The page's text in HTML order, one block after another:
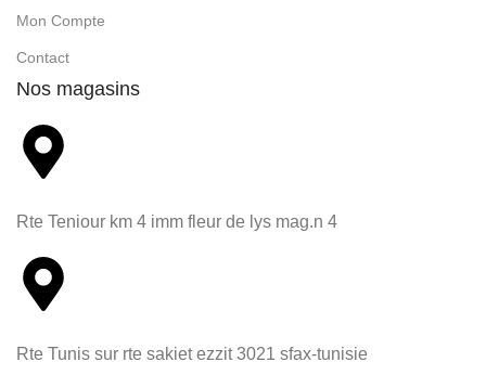
Mon Compte
Contact
Nos magasins
Rte Teniour km 4 imm fleur de lys mag.n 4
Rte Tunis sur rte sakiet ezzit 3021 sfax-tunisie